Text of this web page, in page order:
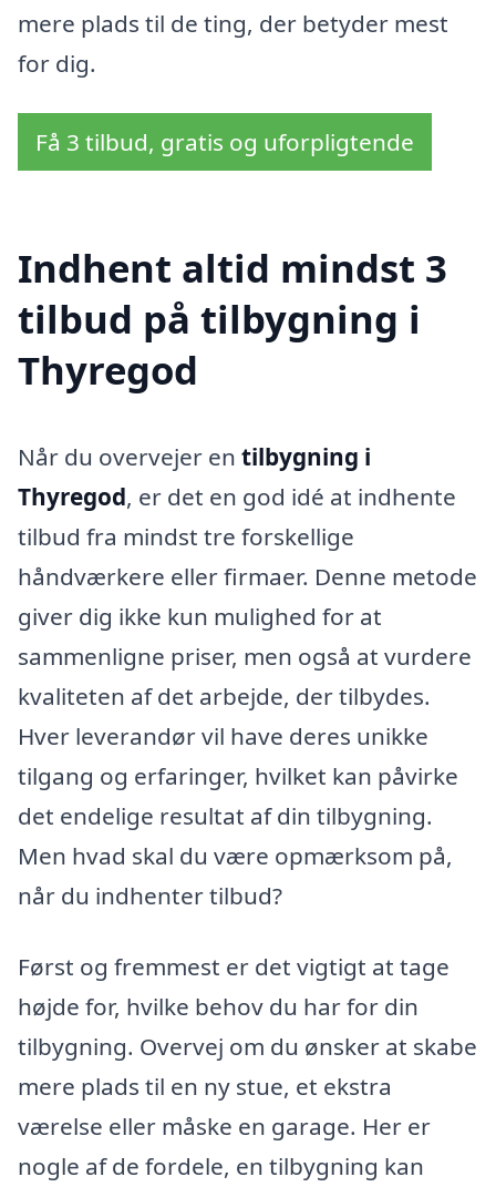
mere plads til de ting, der betyder mest
for dig.
Få 3 tilbud, gratis og uforpligtende
Indhent altid mindst 3
tilbud på tilbygning i
Thyregod
Når du overvejer en tilbygning i
Thyregod, er det en god idé at indhente
tilbud fra mindst tre forskellige
håndværkere eller firmaer. Denne metode
giver dig ikke kun mulighed for at
sammenligne priser, men også at vurdere
kvaliteten af det arbejde, der tilbydes.
Hver leverandør vil have deres unikke
tilgang og erfaringer, hvilket kan påvirke
det endelige resultat af din tilbygning.
Men hvad skal du være opmærksom på,
når du indhenter tilbud?
Først og fremmest er det vigtigt at tage
højde for, hvilke behov du har for din
tilbygning. Overvej om du ønsker at skabe
mere plads til en ny stue, et ekstra
værelse eller måske en garage. Her er
nogle af de fordele, en tilbygning kan